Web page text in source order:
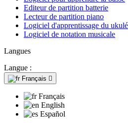
Editeur de partition batterie
Lecteur de partition piano
Logiciel d'apprentissage du
Logiciel de notation musicale
Langues
Langue :
Français 
Français
English
Español